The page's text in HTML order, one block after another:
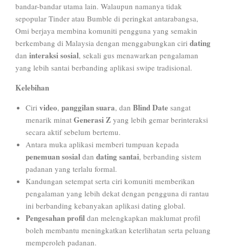
bandar-bandar utama lain. Walaupun namanya tidak
sepopular Tinder atau Bumble di peringkat antarabangsa,
Omi berjaya membina komuniti pengguna yang semakin
berkembang di Malaysia dengan menggabungkan ciri dating
dan interaksi sosial, sekali gus menawarkan pengalaman
yang lebih santai berbanding aplikasi swipe tradisional.
Kelebihan
Ciri video, panggilan suara, dan Blind Date sangat
menarik minat Generasi Z yang lebih gemar berinteraksi
secara aktif sebelum bertemu.
Antara muka aplikasi memberi tumpuan kepada
penemuan sosial dan dating santai, berbanding sistem
padanan yang terlalu formal.
Kandungan setempat serta ciri komuniti memberikan
pengalaman yang lebih dekat dengan pengguna di rantau
ini berbanding kebanyakan aplikasi dating global.
Pengesahan profil dan melengkapkan maklumat profil
boleh membantu meningkatkan keterlihatan serta peluang
memperoleh padanan.